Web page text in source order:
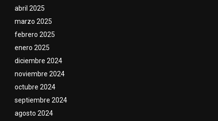
abril 2025
marzo 2025
febrero 2025
enero 2025
diciembre 2024
noviembre 2024
octubre 2024
septiembre 2024
agosto 2024